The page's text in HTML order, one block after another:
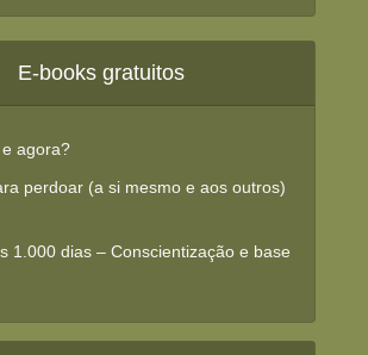
E-books gratuitos
agora?
perdoar (a si mesmo e aos outros)
1.000 dias – Conscientização e base